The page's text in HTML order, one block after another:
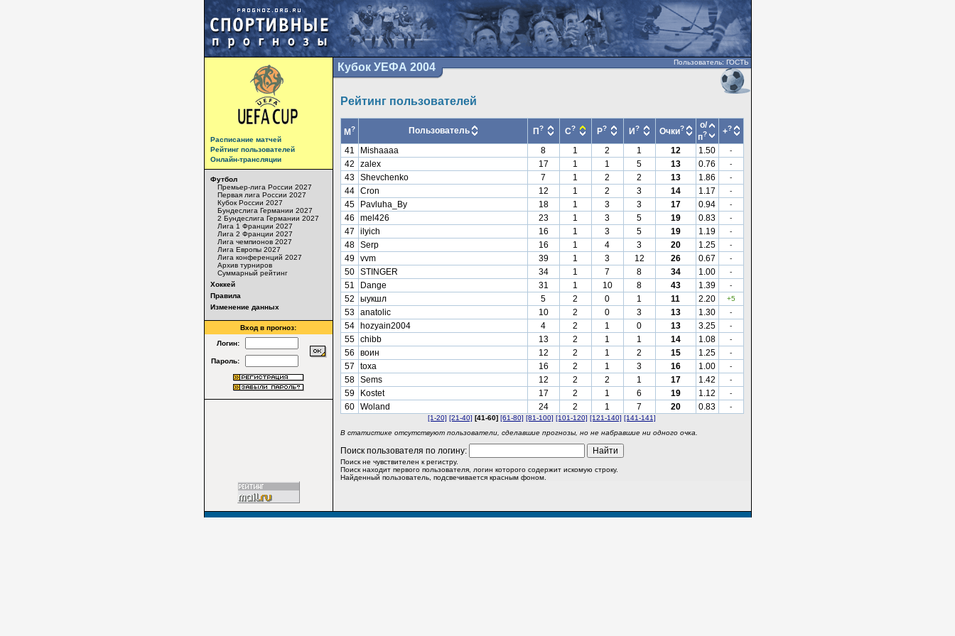
Расписание матчей
Рейтинг пользователей
Онлайн-трансляции
Футбол
Премьер-лига России 2027
Первая лига России 2027
Кубок России 2027
Бундеслига Германии 2027
2 Бундеслига Германии 2027
Лига 1 Франции 2027
Лига 2 Франции 2027
Лига чемпионов 2027
Лига Европы 2027
Лига конференций 2027
Архив турниров
Суммарный рейтинг
Хоккей
Правила
Изменение данных
Вход в прогноз:
Логин:
Пароль:
Кубок УЕФА 2004 Пользователь: ГОСТЬ
Рейтинг пользователей
М? Пользователь П? С? Р? И? Очки?
о/
п? +?
41 Mishaaaa 8 1 2 1 12 1.50 -
42 zalex 17 1 1 5 13 0.76 -
43 Shevchenko 7 1 2 2 13 1.86 -
44 Cron 12 1 2 3 14 1.17 -
45 Pavluha_By 18 1 3 3 17 0.94 -
46 mel426 23 1 3 5 19 0.83 -
47 ilyich 16 1 3 5 19 1.19 -
48 Serp 16 1 4 3 20 1.25 -
49 vvm 39 1 3 12 26 0.67 -
50 STINGER 34 1 7 8 34 1.00 -
51 Dange 31 1 10 8 43 1.39 -
52 ыукшл 5 2 0 1 11 2.20 +5
53 anatolic 10 2 0 3 13 1.30 -
54 hozyain2004 4 2 1 0 13 3.25 -
55 chibb 13 2 1 1 14 1.08 -
56 воин 12 2 1 2 15 1.25 -
57 toxa 16 2 1 3 16 1.00 -
58 Sems 12 2 2 1 17 1.42 -
59 Kostet 17 2 1 6 19 1.12 -
60 Woland 24 2 1 7 20 0.83
-
[1-20] [21-40] [41-60] [61-80] [81-100] [101-120] [121-140] [141-141]
В статистике отсутствуют пользователи, сделавшие прогнозы, но не набравшие ни одного очка.
Поиск пользователя по логину:
Поиск не чувствителен к регистру.
Поиск находит первого пользователя, логин которого содержит искомую строку.
Найденный пользователь, подсвечивается красным фоном.